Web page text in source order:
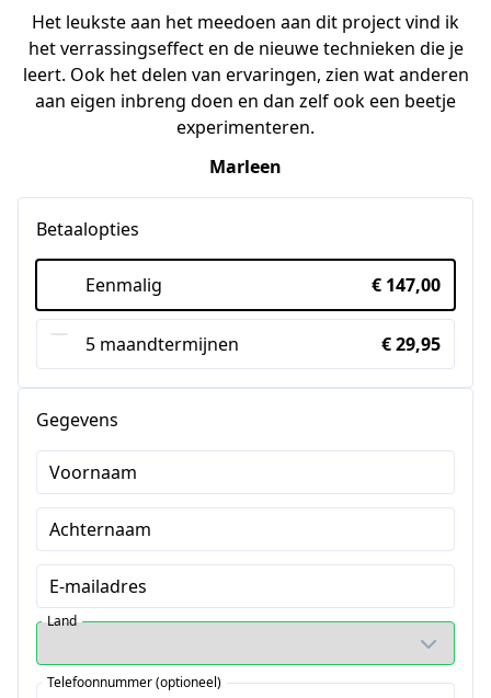
Het leukste aan het meedoen aan dit project vind ik
het verrassingseffect en de nieuwe technieken die je
leert. Ook het delen van ervaringen, zien wat anderen
aan eigen inbreng doen en dan zelf ook een beetje
experimenteren.
Marleen
Betaalopties
Eenmalig € 147,00
5 maandtermijnen € 29,95
Gegevens
Voornaam
Achternaam
E-mailadres
Land
Telefoonnummer (optioneel)